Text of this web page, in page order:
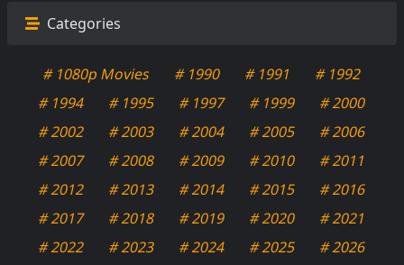
Categories
# 1080p Movies # 1990 # 1991
# 1992
# 1994
# 1995 # 1997 # 1999
# 2000
# 2002
# 2003 # 2004 # 2005
# 2006
# 2007
# 2008 # 2009 # 2010
# 2011
# 2012
# 2013 # 2014 # 2015
# 2016
# 2017
# 2018 # 2019 # 2020
# 2021
# 2022
# 2023 # 2024 # 2025
# 2026